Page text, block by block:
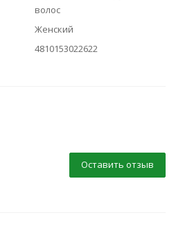
волос
Женский
4810153022622
Оставить отзыв